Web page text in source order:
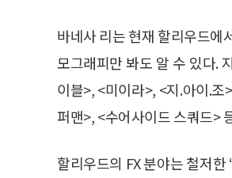
바네사 리는 현재 할리우드에
모그래피만 봐도 알 수 있다.
이블>, <미이라>, <지.아이.
퍼맨>, <수어사이드 스쿼드>
할리우드의 FX 분야는 철저